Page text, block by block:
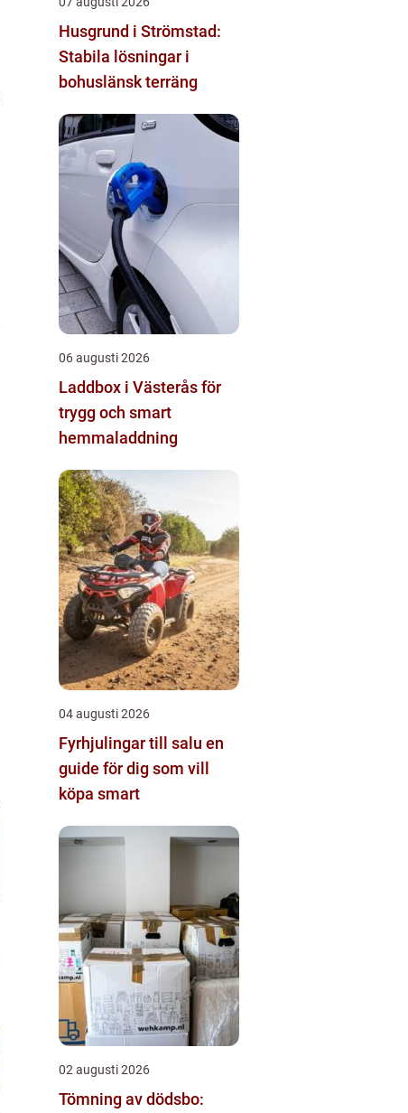
Husgrund i Strömstad:
Stabila lösningar i
bohuslänsk terräng
06 augusti 2026
Laddbox i Västerås för
trygg och smart
hemmaladdning
04 augusti 2026
Fyrhjulingar till salu en
guide för dig som vill
köpa smart
02 augusti 2026
Tömning av dödsbo: